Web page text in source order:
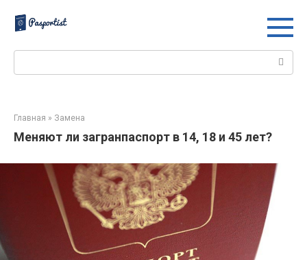
контенту
Главная » Замена
Меняют ли загранпаспорт в 14, 18 и 45 лет?